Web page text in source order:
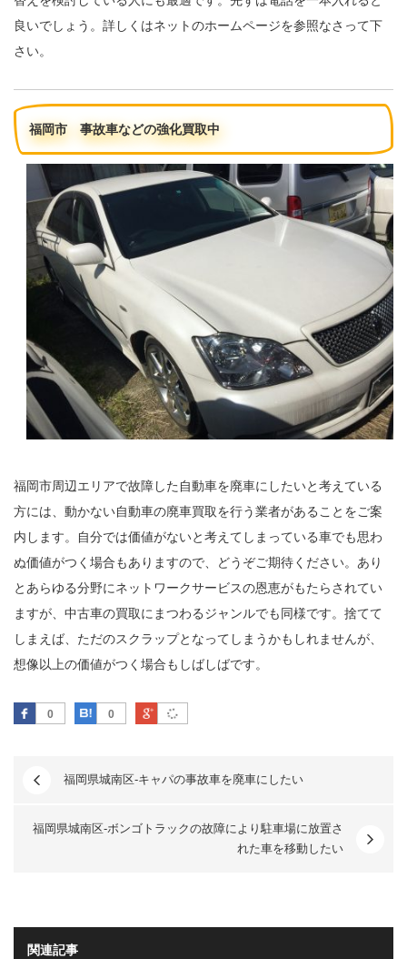
良いでしょう。詳しくはネットのホームページを参照なさって下
さい。
福岡市 事故車などの強化買取中
福岡市周辺エリアで故障した自動車を廃車にしたいと考えている
方には、動かない自動車の廃車買取を行う業者があることをご案
内します。自分では価値がないと考えてしまっている車でも思わ
ぬ価値がつく場合もありますので、どうぞご期待ください。あり
とあらゆる分野にネットワークサービスの恩恵がもたらされてい
ますが、中古車の買取にまつわるジャンルでも同様です。捨てて
しまえば、ただのスクラップとなってしまうかもしれませんが、
想像以上の価値がつく場合もしばしばです。
0
Facebook 0
はてなブックマーク
Google Plus
福岡県城南区-キャパの事故車を廃車にしたい
福岡県城南区-ボンゴトラックの故障により駐車場に放置さ
れた車を移動したい
関連記事